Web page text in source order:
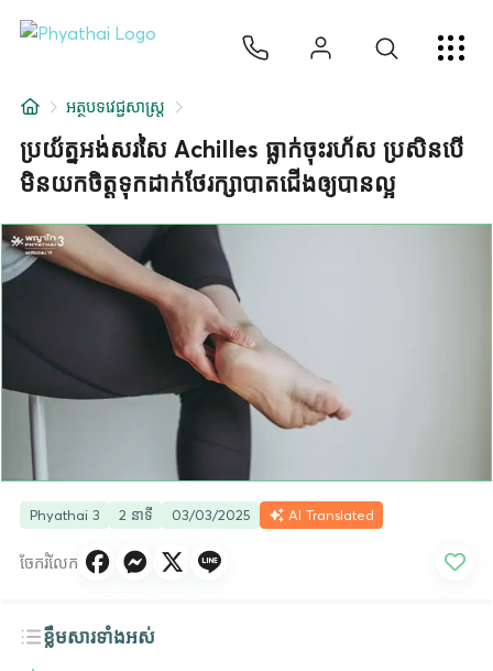
អត្ថបទ
អំពីពួកយើង
សាខាមន្ទីរពេទ្យ
អត្ថបទវេជ្ជសាស្ត្រ
ប្រយ័ត្នអង់សរសៃ Achilles ធ្លាក់ចុះរហ័ស ប្រសិនបើ
មិនយកចិត្តទុកដាក់ថែរក្សាបាតជើងឲ្យបានល្អ
Phyathai 3 2 នាទី 03/03/2025 AI Translated
ចែករំលែក
ខ្លឹមសារទាំងអស់